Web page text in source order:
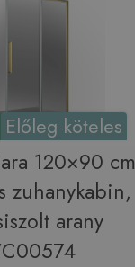
Előleg köteles
120×90 cm
zuhanykabin,
arany